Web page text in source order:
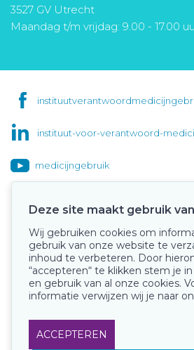
3527 GV Utrecht
Maandag t/m vrijdag: 9.00 - 17.00
instituut-voor-verantwoord-
medicijngebruik
Onze
Deze site maakt gebruik
Wij gebruiken cookies om
gebruik van onze website te
inhoud te verbeteren. Door
“accepteren“ te klikken stem je
en gebruik van al onze cookies.
informatie verwijzen wij je naar
ACCEPTEREN